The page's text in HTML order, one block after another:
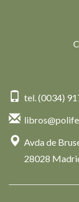
tel. (0034)
Avda de
28028